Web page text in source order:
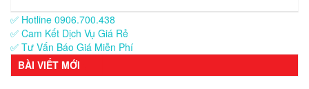
✅ Hotline 0906.700.438
✅ Cam Kết Dịch Vụ Giá Rẻ
✅ Tư Vấn Báo Giá Miễn Phí
BÀI VIẾT MỚI